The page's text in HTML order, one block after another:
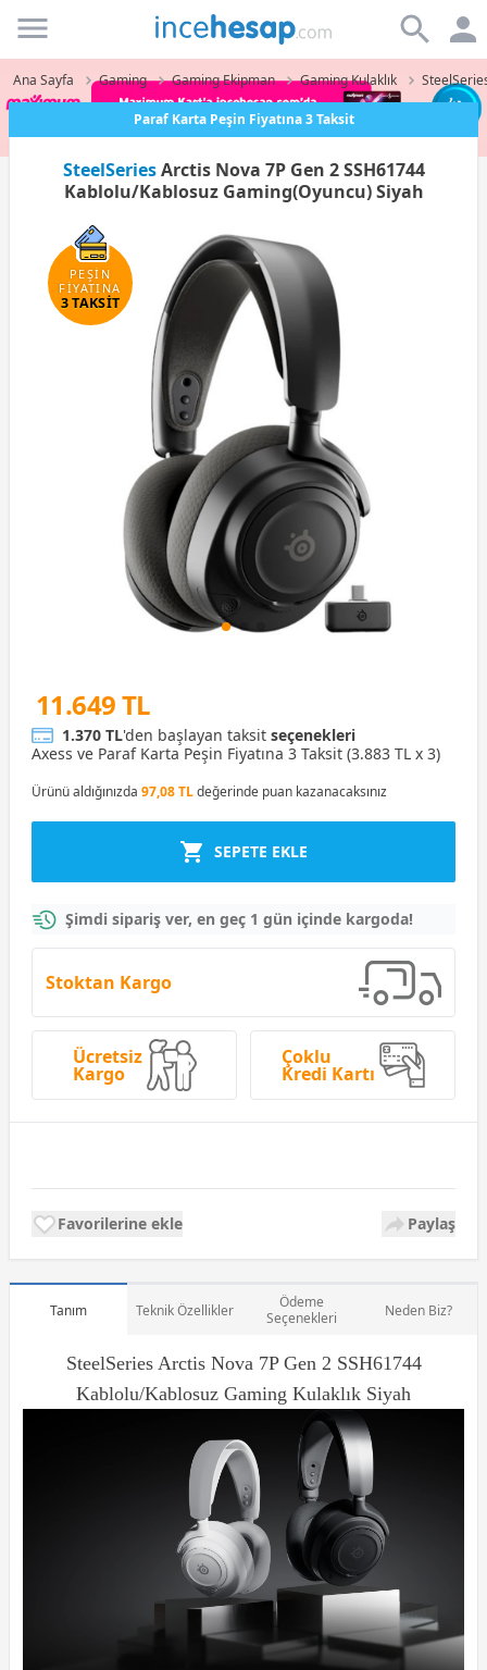
Incehesap
Ana Sayfa Gaming Gaming Ekipman Gaming Kulaklık
Paraf Karta Peşin Fiyatına 3 Taksit
SteelSeriesArctis Nova 7P Gen 2 SSH61744
Kablolu/Kablosuz Gaming(Oyuncu) Siyah
PEŞİN
FİYATINA
3 TAKSİT
11.649 TL
1.370 TL'den başlayan taksit seçenekleri
Axess ve Paraf Karta Peşin Fiyatına 3 Taksit (3.883 TL x 3)
Ürünü aldığınızda 97,08 TLdeğerinde puan kazanacaksınız
SEPETE EKLE
Şimdi sipariş ver, en geç 1 gün içinde kargoda!
Stoktan Kargo
Ücretsiz
Kargo
Çoklu
Kredi Kartı
Favorilerine ekle Paylaş
Tanım Teknik Özellikler
Ödeme
Seçenekleri
Neden Biz?
SteelSeries Arctis Nova 7P Gen 2 SSH61744
Kablolu/Kablosuz Gaming Kulaklık Siyah